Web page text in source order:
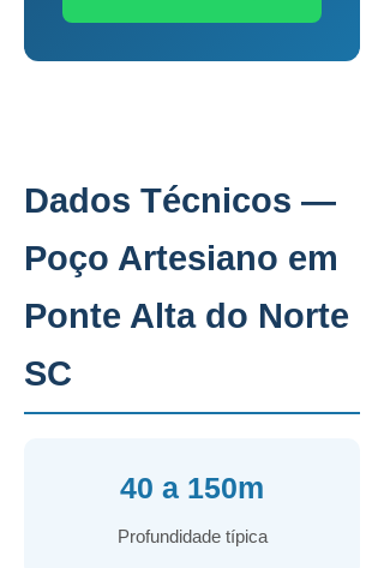
Dados Técnicos —
Poço Artesiano em
Ponte Alta do Norte
SC
40 a 150m
Profundidade típica